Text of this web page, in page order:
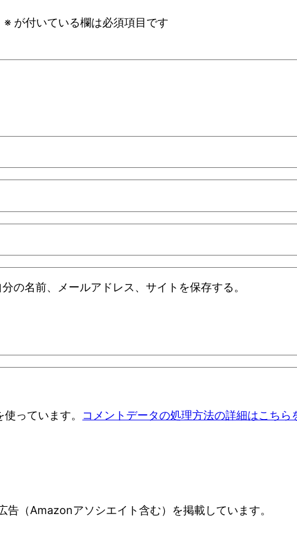
※ が付いている欄は必須項目です
の名前、メールアドレス、サイトを保存する。
っています。 コメントデータの処理方法の詳細はこちら
告（Amazonアソシエイト含む）を掲載しています。